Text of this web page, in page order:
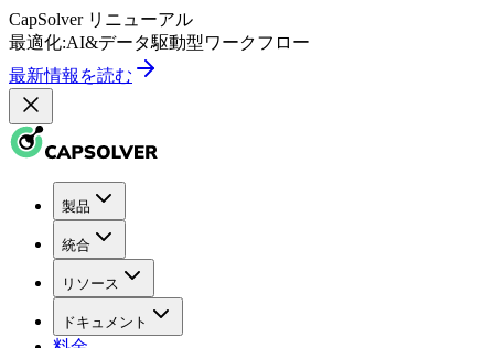
CapSolver リニューアル
最適化:AI&データ駆動型ワークフロー
最新情報を読む
製品
統合
リソース
ドキュメント